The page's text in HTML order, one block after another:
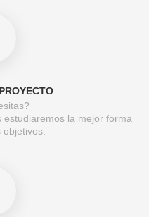
la mejor forma